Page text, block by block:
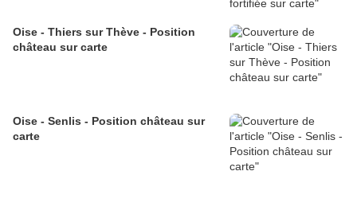
Oise - Thiers sur Thève - Position
château sur carte
Oise - Senlis - Position château sur
carte